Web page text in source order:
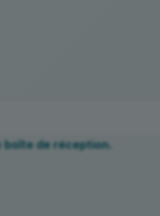
de réception.